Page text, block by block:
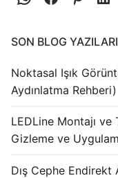
SON BLOG YAZILARI
Noktasal Işık
Aydınlatma Rehberi)
LEDLine Montajı ve
Gizleme ve
Dış Cephe